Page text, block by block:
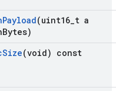
Payload(uint16 t a
Bytes)
Size(void) const